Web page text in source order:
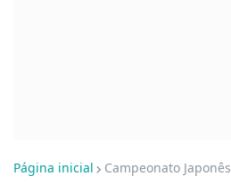
Página inicial Campeonato Japonês